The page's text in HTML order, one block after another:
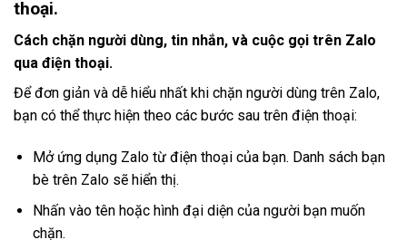
thoại.
Cách chặn người dùng, tin nhắn, và cuộc gọi trên Zalo
qua điện thoại.
Để đơn giản và dễ hiểu nhất khi chặn người dùng trên Zalo,
bạn có thể thực hiện theo các bước sau trên điện thoại:
Mở ứng dụng Zalo từ điện thoại của bạn. Danh sách bạn
bè trên Zalo sẽ hiển thị.
Nhấn vào tên hoặc hình đại diện của người bạn muốn
chặn.